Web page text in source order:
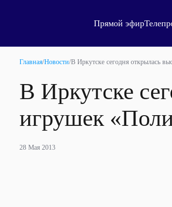
Прямой эфир
Главная/Новости/В Иркутске сегодня открылась
В Иркутске
игрушек
28 Мая 2013